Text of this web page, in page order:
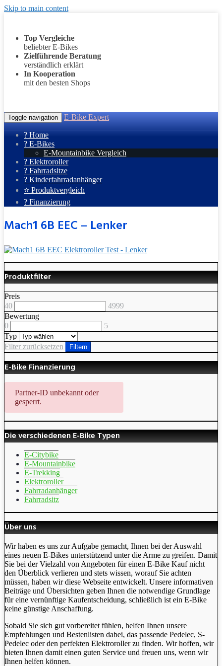
Skip to main content
Top Vergleiche
beliebter E-Bikes
Zielführende Beratung
verständlich erklärt
In Kooperation
mit den besten Shops
Toggle navigation E-Bike Expert
? Home
? E-Bikes
E-Mountainbike Vergleich
? Elektroroller
? Fahrradsitze
? Kinderfahrradanhänger
⭐ Produktvergleich
? Finanzierung
Mach1 6B EEC – Lenker
Produktfilter
Preis
40
4999
Bewertung
0
5
Typ
Filter zurücksetzen
Filtern
E-Bike Finanzierung
Partner-ID unbekannt oder
gesperrt.
Die verschiedenen E-Bike Typen
E-Citybike
E-Mountainbike
E-Trekking
Elektroroller
Fahrradanhänger
Fahrradsitz
Über uns
Wir haben es uns zur Aufgabe gemacht, Ihnen bei der Auswahl
eines neuen E-Bikes unterstützend unter die Arme zu greifen. Damit
Sie bei der Vielzahl von Angeboten für einen E-Bike Kauf nicht
den Überblick verlieren und stets wissen, worauf Sie achten
müssen, haben wir diese Webseite entwickelt. Unsere informativen
Beiträge und Übersichten geben Ihnen die notwendige Grundlage
für eine vernünftige Kaufentscheidung, schließlich ist ein E-Bike
keine günstige Anschaffung.
Sobald Sie sich gut vorbereitet fühlen, helfen Ihnen unsere
Empfehlungen und Bestenlisten dabei, das passende Pedelec, S-
Pedelec oder den perfekten Elektroroller zu finden. Wir hoffen, wir
bieten Ihnen damit einen guten Service und freuen uns, wenn wir
Ihnen helfen können.